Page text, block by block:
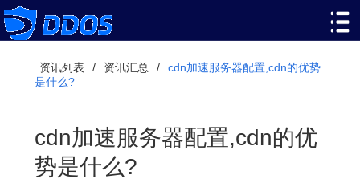
资讯列表 / 资讯汇总 /
cdn加速服务器配置,cdn的优势
是什么?
cdn加速服务器配置,cdn的优
势是什么?